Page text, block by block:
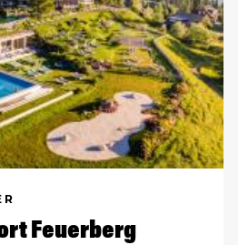
Feuerberg